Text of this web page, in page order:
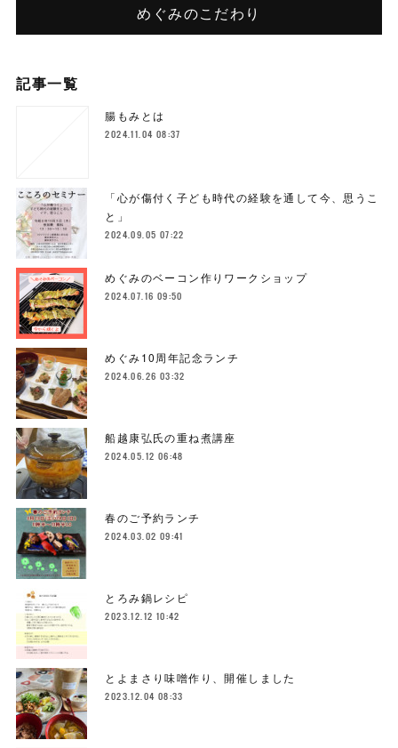
めぐみのこだわり
記事一覧
腸もみとは
2024.11.04 08:37
「心が傷付く子ども時代の経験を通して今、思うこ
と」
2024.09.05 07:22
めぐみのベーコン作りワークショップ
2024.07.16 09:50
めぐみ10周年記念ランチ
2024.06.26 03:32
船越康弘氏の重ね煮講座
2024.05.12 06:48
春のご予約ランチ
2024.03.02 09:41
とろみ鍋レシピ
2023.12.12 10:42
とよまさり味噌作り、開催しました
2023.12.04 08:33